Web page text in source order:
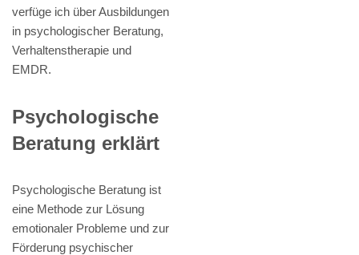
verfüge ich über Ausbildungen
in psychologischer Beratung,
Verhaltenstherapie und
EMDR.
Psychologische
Beratung erklärt
Psychologische Beratung ist
eine Methode zur Lösung
emotionaler Probleme und zur
Förderung psychischer